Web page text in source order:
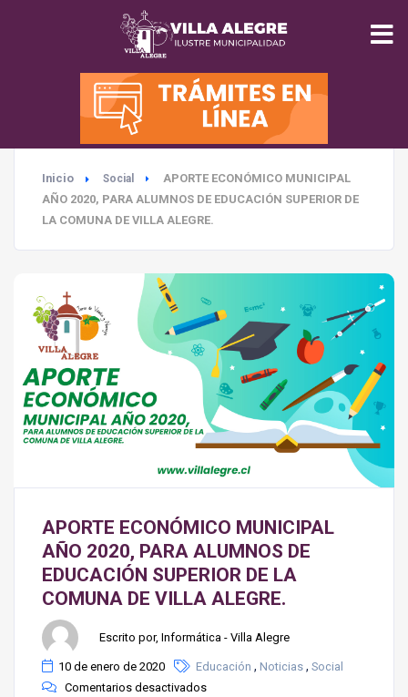
INICIO
MUNICIPALIDAD
SEGURIDAD
TURISMO
MEDIO AMBIENTE
Inicio Social
APORTE ECONÓMICO MUNICIPAL
AÑO 2020, PARA ALUMNOS DE EDUCACIÓN SUPERIOR DE
LA COMUNA DE VILLA ALEGRE.
APORTE ECONÓMICO MUNICIPAL
AÑO 2020, PARA ALUMNOS DE
EDUCACIÓN SUPERIOR DE LA
COMUNA DE VILLA ALEGRE.
Escrito por, Informática - Villa Alegre
10 de enero de 2020 Educación , Noticias , Social
Comentarios desactivados